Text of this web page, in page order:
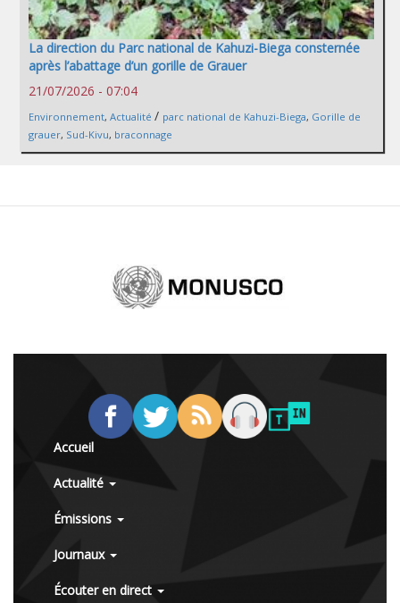
La direction du Parc national de Kahuzi-Biega consternée
après l’abattage d’un gorille de Grauer
21/07/2026 - 07:04
Environnement, Actualité / parc national de Kahuzi-Biega, Gorille de
grauer, Sud-Kivu, braconnage
Accueil
Actualité
Émissions
Journaux
Écouter en direct